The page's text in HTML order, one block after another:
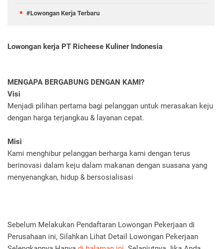
#Lowongan Kerja Terbaru
Lowongan kerja PT Richeese Kuliner Indonesia
MENGAPA BERGABUNG DENGAN KAMI?
Visi
Menjadi pilihan pertama bagi pelanggan untuk merasakan keju
dengan harga terjangkau & layanan cepat.
Misi
Kami menghibur pelanggan berharga kami dengan terus
berinovasi dalam keju dalam makanan dengan suasana yang
menyenangkan, hidup & bersosialisasi
Sebelum Melakukan Pendaftaran Lowongan Pekerjaan di
Perusahaan ini, Silahkan Lihat Detail Lowongan Pekerjaan